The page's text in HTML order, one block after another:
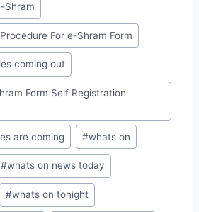
Shram
For e-Shram Form
coming out
Form Self Registration
are coming #whats on
#whats on news today
#whats on tonight